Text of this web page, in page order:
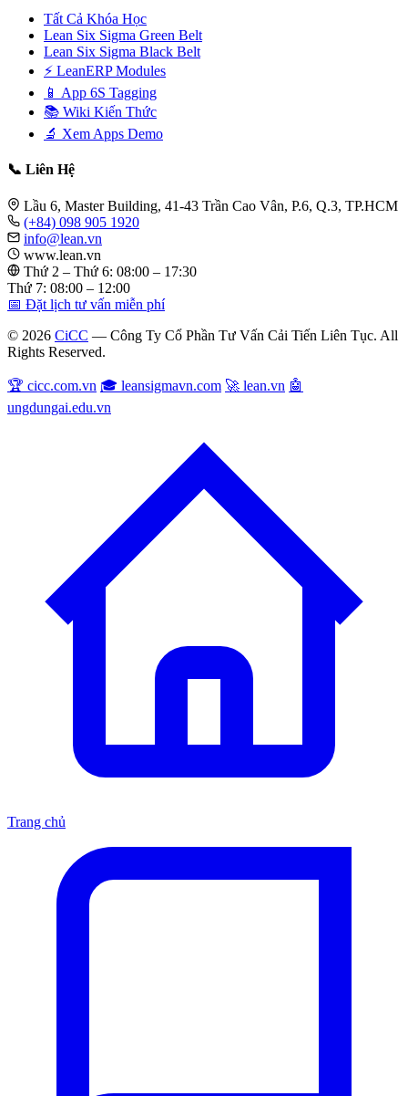
Tất Cả Khóa Học
Lean Six Sigma Green Belt
Lean Six Sigma Black Belt
⚡ LeanERP Modules
📱 App 6S Tagging
📚 Wiki Kiến Thức
🔬 Xem Apps Demo
📞 Liên Hệ
Lầu 6, Master Building, 41-43 Trần Cao Vân, P.6, Q.3, TP.HCM
(+84) 098 905 1920
info@lean.vn
www.lean.vn
Thứ 2 – Thứ 6: 08:00 – 17:30
Thứ 7: 08:00 – 12:00
📅 Đặt lịch tư vấn miễn phí
© 2026 CiCC — Công Ty Cổ Phần Tư Vấn Cải Tiến Liên Tục. All
Rights Reserved.
🏆 cicc.com.vn 🎓 leansigmavn.com 🚀 lean.vn 🤖
ungdungai.edu.vn
Trang chủ